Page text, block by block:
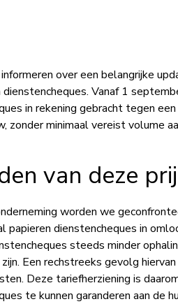
over een belangrijke
dienstencheques. Vanaf 1
in rekening gebracht tegen
zonder minimaal vereist volume
van deze
worden we
papieren dienstencheques in
steeds minder
Een rechstreeks gevolg
Deze tariefherziening is
te kunnen garanderen aan de